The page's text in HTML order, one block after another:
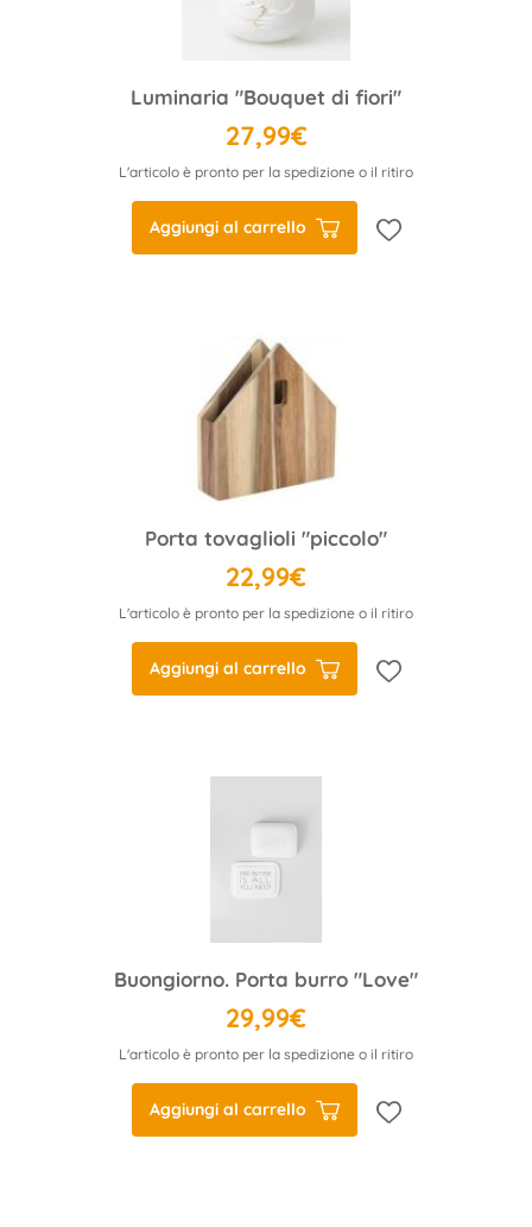
Luminaria "Bouquet di fiori"
27,99€
L'articolo è pronto per la spedizione o il ritiro
Aggiungi al carrello
Porta tovaglioli "piccolo"
22,99€
L'articolo è pronto per la spedizione o il ritiro
Aggiungi al carrello
Buongiorno. Porta burro "Love"
29,99€
L'articolo è pronto per la spedizione o il ritiro
Aggiungi al carrello